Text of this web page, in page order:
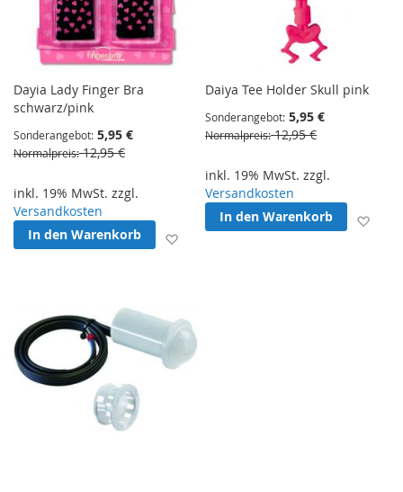
Dayia Lady Finger Bra
schwarz/pink
Sonderangebot 5,95 €
Normalpreis 12,95 €
inkl. 19% MwSt. zzgl.
Versandkosten
In den Warenkorb
Daiya Tee Holder Skull pink
Sonderangebot 5,95 €
Normalpreis 12,95 €
inkl. 19% MwSt. zzgl.
Versandkosten
In den Warenkorb